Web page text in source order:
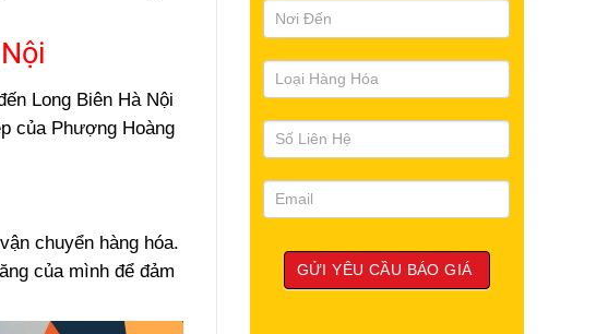
Long Biên Hà Nội
của Phượng Hoàng
chuyển hàng hóa.
của mình để đảm